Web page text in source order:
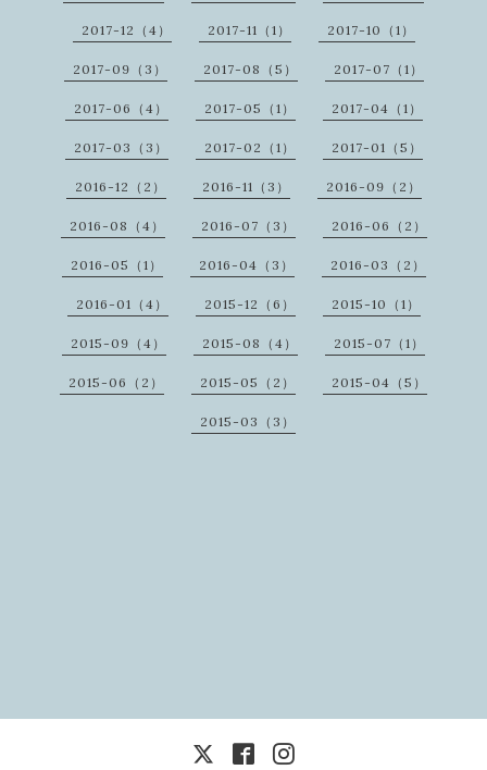
2017-12（4） 2017-11（1） 2017-10（1）
2017-09（3） 2017-08（5） 2017-07（1）
2017-06（4） 2017-05（1） 2017-04（1）
2017-03（3） 2017-02（1） 2017-01（5）
2016-12（2） 2016-11（3） 2016-09（2）
2016-08（4） 2016-07（3） 2016-06（2）
2016-05（1） 2016-04（3） 2016-03（2）
2016-01（4） 2015-12（6） 2015-10（1）
2015-09（4） 2015-08（4） 2015-07（1）
2015-06（2） 2015-05（2） 2015-04（5）
2015-03（3）